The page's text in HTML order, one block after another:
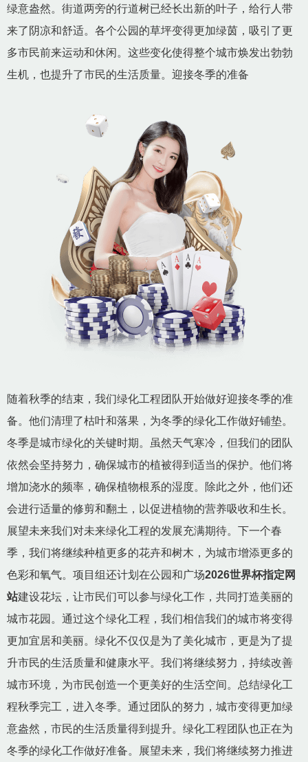
绿意盎然。街道两旁的行道树已经长出新的叶子，给行人带
来了阴凉和舒适。各个公园的草坪变得更加绿茵，吸引了更
多市民前来运动和休闲。这些变化使得整个城市焕发出勃勃
生机，也提升了市民的生活质量。迎接冬季的准备
随着秋季的结束，我们绿化工程团队开始做好迎接冬季的准
备。他们清理了枯叶和落果，为冬季的绿化工作做好铺垫。
冬季是城市绿化的关键时期。虽然天气寒冷，但我们的团队
依然会坚持努力，确保城市的植被得到适当的保护。他们将
增加浇水的频率，确保植物根系的湿度。除此之外，他们还
会进行适量的修剪和翻土，以促进植物的营养吸收和生长。
展望未来我们对未来绿化工程的发展充满期待。下一个春
季，我们将继续种植更多的花卉和树木，为城市增添更多的
色彩和氧气。项目组还计划在公园和广场2026世界杯指定网
站建设花坛，让市民们可以参与绿化工作，共同打造美丽的
城市花园。通过这个绿化工程，我们相信我们的城市将变得
更加宜居和美丽。绿化不仅仅是为了美化城市，更是为了提
升市民的生活质量和健康水平。我们将继续努力，持续改善
城市环境，为市民创造一个更美好的生活空间。总结绿化工
程秋季完工，进入冬季。通过团队的努力，城市变得更加绿
意盎然，市民的生活质量得到提升。绿化工程团队也正在为
冬季的绿化工作做好准备。展望未来，我们将继续努力推进